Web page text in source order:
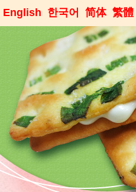
English 한국어 简体 繁體